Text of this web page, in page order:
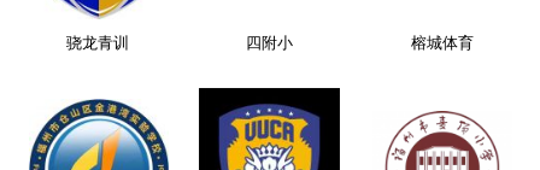
骁龙青训 四附小 榕城体育